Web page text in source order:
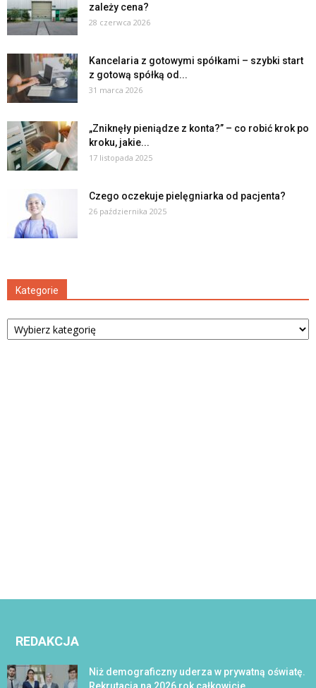
zależy cena?
28 czerwca 2026
Kancelaria z gotowymi spółkami – szybki start
z gotową spółką od...
31 marca 2026
„Zniknęły pieniądze z konta?” – co robić krok po
kroku, jakie...
17 listopada 2025
Czego oczekuje pielęgniarka od pacjenta?
26 października 2025
Kategorie
Kategorie
REDAKCJA
Niż demograficzny uderza w prywatną oświatę.